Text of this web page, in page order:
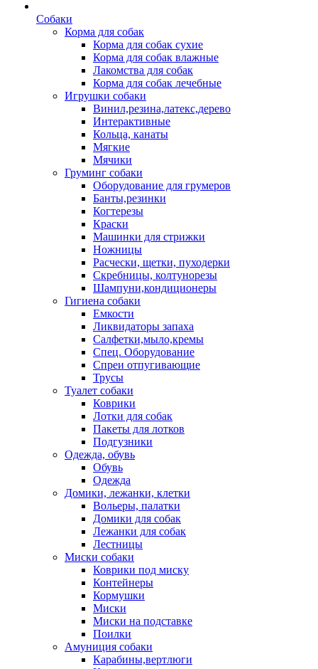
Собаки
Корма для собак
Корма для собак сухие
Корма для собак влажные
Лакомства для собак
Корма для собак лечебные
Игрушки собаки
Винил,резина,латекс,дерево
Интерактивные
Кольца, канаты
Мягкие
Мячики
Груминг собаки
Оборудование для грумеров
Банты,резинки
Когтерезы
Краски
Машинки для стрижки
Ножницы
Расчески, щетки, пуходерки
Скребницы, колтунорезы
Шампуни,кондиционеры
Гигиена собаки
Емкости
Ликвидаторы запаха
Салфетки,мыло,кремы
Спец. Оборудование
Спреи отпугивающие
Трусы
Туалет собаки
Коврики
Лотки для собак
Пакеты для лотков
Подгузники
Одежда, обувь
Обувь
Одежда
Домики, лежанки, клетки
Вольеры, палатки
Домики для собак
Лежанки для собак
Лестницы
Миски собаки
Коврики под миску
Контейнеры
Кормушки
Миски
Миски на подставке
Поилки
Амуниция собаки
Карабины,вертлюги